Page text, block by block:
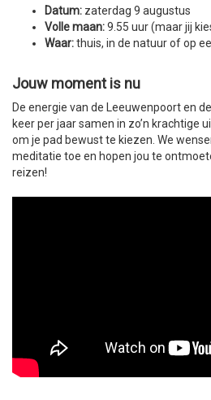
Datum: zaterdag 9 augustus
Volle maan:9.55 uur (maar jij
Waar:thuis, in de natuur of op
Jouw moment is nu
De energie van de Leeuwenpoort en
keer per jaar samen in zo’n krachtige
om je pad bewust te kiezen. We
meditatie toe en hopen jou te
reizen!